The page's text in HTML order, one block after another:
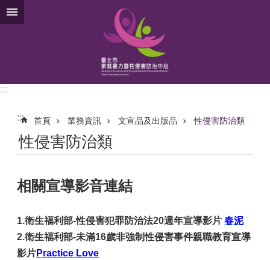
跳到主要內容區塊
:::
::: 首頁 業務資訊 文宣品及出版品 性侵害防治類
性侵害防治類
相關宣導影音連結
1.衛生福利部-性侵害犯罪防治法20週年宣導影片 春泥
2.衛生福利部-未滿16歲非強制性侵害事件親職教育宣導
影片Practice Love